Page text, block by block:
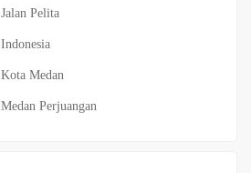
Jalan Pelita
Indonesia
Kota Medan
Medan Perjuangan